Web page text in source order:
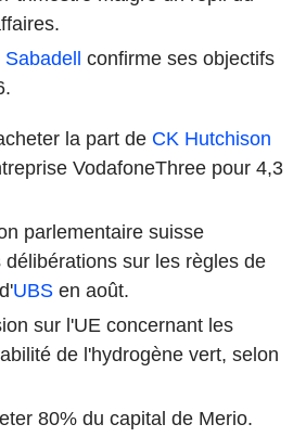
Sabadell confirme ses objectifs
la part de CK Hutchison
VodafoneThree pour 4,3
parlementaire suisse
délibérations sur les règles de
UBS en août.
sur l'UE concernant les
de l'hydrogène vert, selon
80% du capital de Merio.